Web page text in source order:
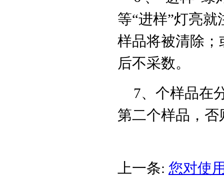
等“进样”灯亮
样品将被清除；
后不采数。
7、个样品在
第二个样品，
上一条: 您对使